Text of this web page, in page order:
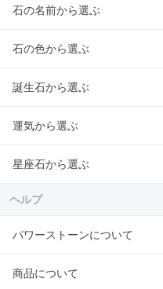
石の名前から選ぶ
石の色から選ぶ
誕生石から選ぶ
運気から選ぶ
星座石から選ぶ
ヘルプ
パワーストーンについて
商品について